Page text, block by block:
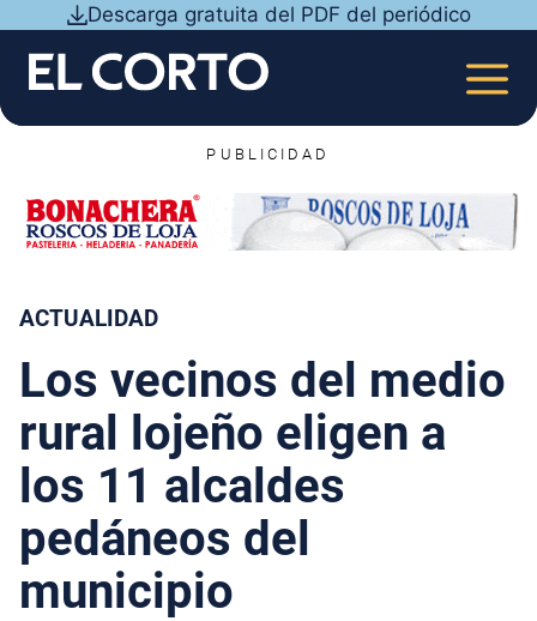
contenido
Descarga gratuita del PDF del periódico
PUBLICIDAD
ACTUALIDAD
Los vecinos del medio
rural lojeño eligen a
los 11 alcaldes
pedáneos del
municipio